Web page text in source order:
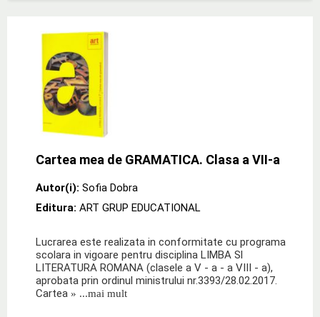
Cartea mea de GRAMATICA. Clasa a VII-a
Autor(i): Sofia Dobra
Editura: ART GRUP EDUCATIONAL
Lucrarea este realizata in conformitate cu programa
scolara in vigoare pentru disciplina LIMBA Sl
LITERATURA ROMANA (clasele a V - a - a VIII - a),
aprobata prin ordinul ministrului nr.3393/28.02.2017.
Cartea » ...mai mult